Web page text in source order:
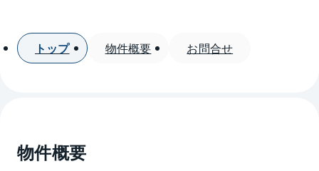
トップ 物件概要 お問合せ
物件概要